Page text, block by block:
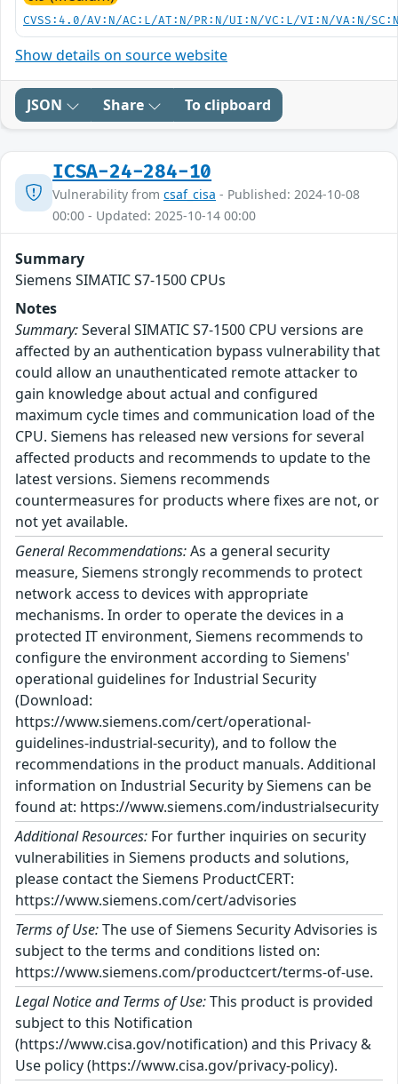
CVSS:4.0/AV:N/AC:L/AT:N/PR:N/UI:N/VC:L/VI:N/VA:N/
Show details on source website
JSON Share To clipboard
ICSA-24-284-10
Vulnerability from csaf_cisa - Published: 2024-10-08
00:00 - Updated: 2025-10-14 00:00
Summary
Siemens SIMATIC S7-1500 CPUs
Notes
Summary:Several SIMATIC S7-1500 CPU versions are
affected by an authentication bypass vulnerability that
could allow an unauthenticated remote attacker to
gain knowledge about actual and configured
maximum cycle times and communication load of the
CPU. Siemens has released new versions for several
affected products and recommends to update to the
latest versions. Siemens recommends
countermeasures for products where fixes are not, or
not yet available.
General Recommendations:As a general security
measure, Siemens strongly recommends to protect
network access to devices with appropriate
mechanisms. In order to operate the devices in a
protected IT environment, Siemens recommends to
configure the environment according to Siemens'
operational guidelines for Industrial Security
(Download:
https://www.siemens.com/cert/operational-
guidelines-industrial-security), and to follow the
recommendations in the product manuals. Additional
information on Industrial Security by Siemens can be
found at: https://www.siemens.com/industrialsecurity
Additional Resources: For further inquiries on security
vulnerabilities in Siemens products and solutions,
please contact the Siemens ProductCERT:
https://www.siemens.com/cert/advisories
Terms of Use:The use of Siemens Security Advisories is
subject to the terms and conditions listed on:
https://www.siemens.com/productcert/terms-of-use.
Legal Notice and Terms of Use:This product is provided
subject to this Notification
(https://www.cisa.gov/notification) and this Privacy &
Use policy (https://www.cisa.gov/privacy-policy).